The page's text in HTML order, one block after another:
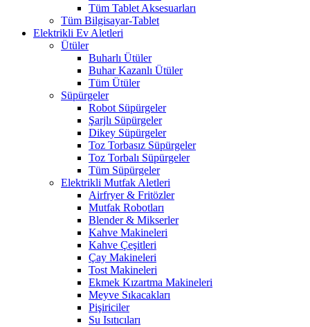
Tüm Tablet Aksesuarları
Tüm Bilgisayar-Tablet
Elektrikli Ev Aletleri
Ütüler
Buharlı Ütüler
Buhar Kazanlı Ütüler
Tüm Ütüler
Süpürgeler
Robot Süpürgeler
Şarjlı Süpürgeler
Dikey Süpürgeler
Toz Torbasız Süpürgeler
Toz Torbalı Süpürgeler
Tüm Süpürgeler
Elektrikli Mutfak Aletleri
Airfryer & Fritözler
Mutfak Robotları
Blender & Mikserler
Kahve Makineleri
Kahve Çeşitleri
Çay Makineleri
Tost Makineleri
Ekmek Kızartma Makineleri
Meyve Sıkacakları
Pişiriciler
Su Isıtıcıları